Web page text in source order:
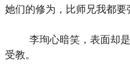
她们的修为，比师兄我都要
李珣心暗笑，表面却是
受教。